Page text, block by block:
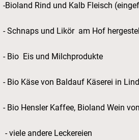
-Bioland Rind und Kalb
- Schnaps und Likör am Hof
- Bio Eis und Milchprodukte
- Bio Käse von Baldauf Käserei in
- Bio Hensler Kaffee, Bioland Wein
- viele andere Leckereien